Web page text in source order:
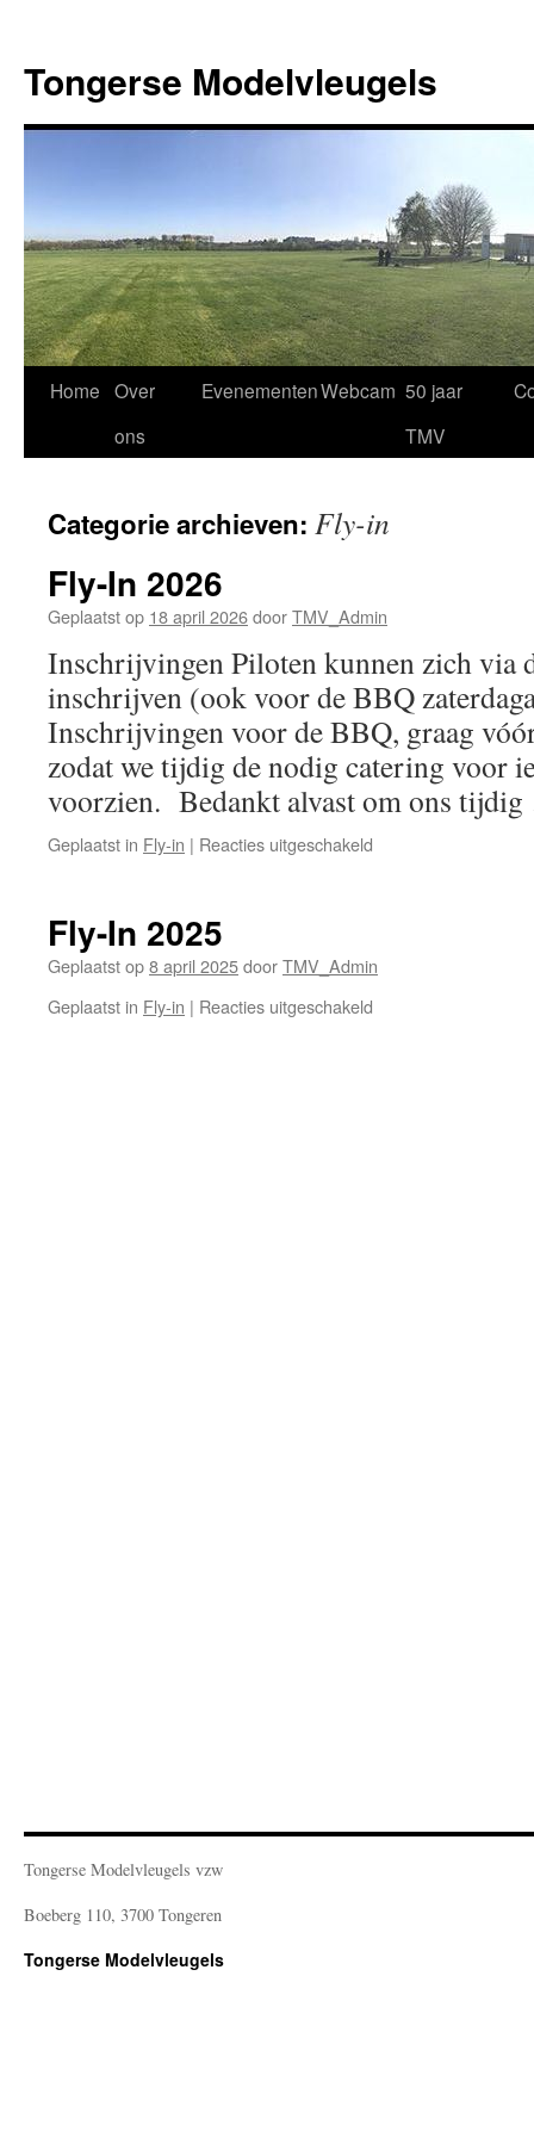
de
inhoud
Tongerse Modelvleugels
Home Over
ons
EvenementenWebcam 50 jaar
TMV
Categorie archieven: Fly-in
Fly-In 2026
Geplaatst op 18 april 2026doorTMV_Admin
Inschrijvingen Piloten kunnen zich via
inschrijven (ook voor de BBQ
Inschrijvingen voor de BBQ, graag
zodat we tijdig de nodig catering voor
voorzien. Bedankt alvast om ons
Geplaatst in Fly-in | Reacties uitgeschakeld
Fly-In 2025
Geplaatst op8 april 2025doorTMV_Admin
Geplaatst in Fly-in | Reacties uitgeschakeld
Tongerse Modelvleugels vzw
Boeberg 110, 3700 Tongeren
Tongerse Modelvleugels